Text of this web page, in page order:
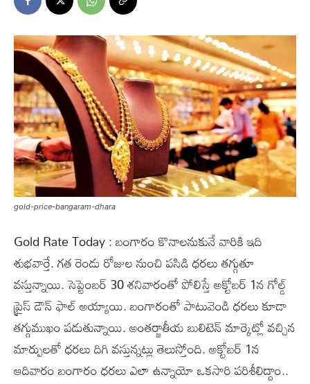
gold-price-bangaram-dhara
Gold Rate Today : బంగారం కొనాలనుకునే వారికి ఇది
శుభవార్తే. గత రెండు రోజుల నుంచి పసిడి ధరలు తగ్గుతూ
వస్తున్నాయి. సెప్టెంబర్ 30 శనివారంతో పోలిస్తే అక్టోబర్ 1న గోల్డ్
ప్రైస్ డౌన్ ఫాల్ అయ్యాయి. బంగారంతో పాటువెండి ధరలు కూడా
తగ్గుముఖం పడుతున్నాయి. అంతర్జాతీయ బులిటెన్ మార్కెట్లో వచ్చిన
మార్పులతో ధరలు దిగి వస్తున్నట్లు తెలుస్తోంది. అక్టోబర్ 1న
ఆదివారం బంగారం ధరలు ఎలా ఉన్నాయో ఒకసారి పరిశీలిద్దాం..